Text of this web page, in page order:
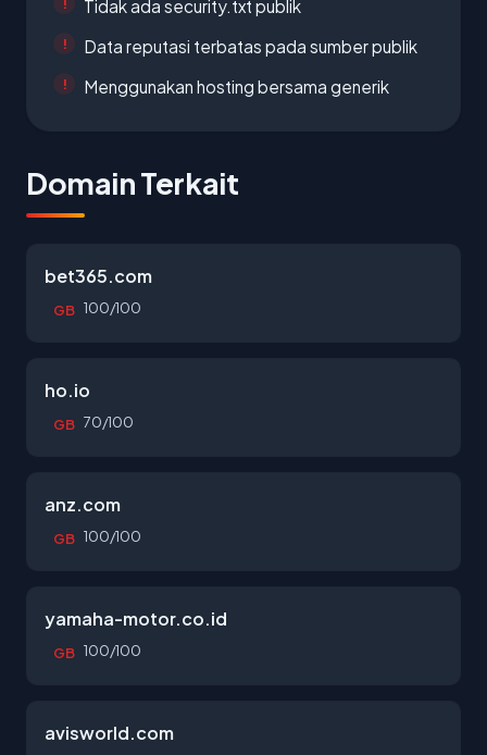
Tidak ada security.txt publik
Data reputasi terbatas pada sumber publik
Menggunakan hosting bersama generik
Domain Terkait
bet365.com
GB 100/100
ho.io
GB 70/100
anz.com
GB 100/100
yamaha-motor.co.id
GB 100/100
avisworld.com